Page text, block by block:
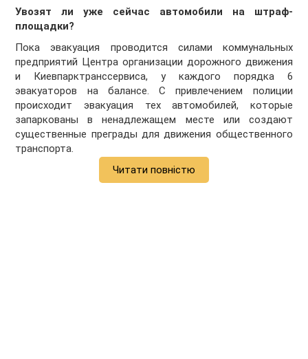
Увозят ли уже сейчас автомобили на штраф-
площадки?
Пока эвакуация проводится силами коммунальных
предприятий Центра организации дорожного движения
и Киевпарктранссервиса, у каждого порядка 6
эвакуаторов на балансе. С привлечением полиции
происходит эвакуация тех автомобилей, которые
запаркованы в ненадлежащем месте или создают
существенные преграды для движения общественного
транспорта.
Читати повністю